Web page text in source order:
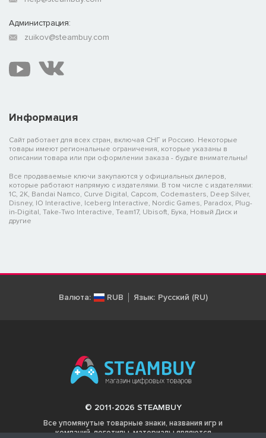
Информация
Сайт работает для всех стран, включая СНГ и Россию. Некоторые
товары имеют региональные ограничения, которые указаны в
описании товара или при оформлении заказа - будьте внимательны!
Все продаваемые ключи закупаются у официальных дилеров,
которые работают напрямую с издателями. В том числе с издателями:
1C, 2K, Bandai Namco, Curve Digital, Capcom, Codemasters, Deep Silver,
Disney, IO Interactive, Iceberg Interactive, Nordic Games, Paradox, Plug-
in-Digital, Take-Two Interactive, Team17, Ubisoft, Бука, Новый Диск и
другие
Администрация:
zuikov@steambuy.com
Валюта: RUB Язык: Русский (RU)
© 2011-2026 STEAMBUY
Все упомянутые товарные знаки, названия игр и
компаний, логотипы, материалы являются